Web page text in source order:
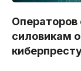
силовикам